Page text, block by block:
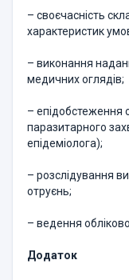
– своєчасність
характеристик
– виконання
медичних оглядів;
– епідобстеження
паразитарного
епідеміолога);
– розслідування
отруєнь;
– ведення
Додаток